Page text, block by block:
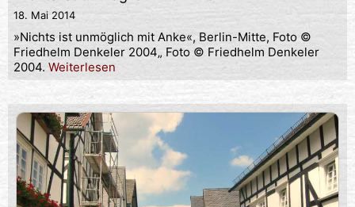
18. Mai 2014
»Nichts ist unmöglich mit Anke«, Berlin-Mitte, Foto ©
Friedhelm Denkeler 2004„ Foto © Friedhelm Denkeler
2004. Weiterlesen